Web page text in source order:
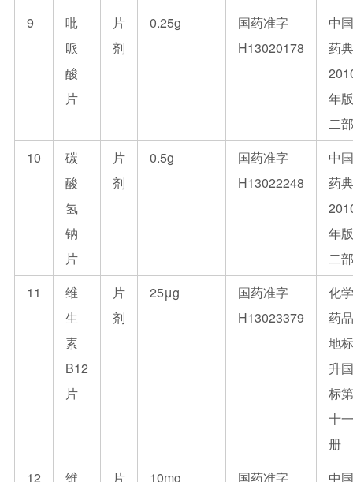
9
吡
哌
酸
片
片
剂
0.25g
国药准字
H13020178
中国
药典
年版
二部
10
碳
酸
氢
钠
片
片
剂
0.5g
国药准字
H13022248
中国
药典
年版
二部
11
维
生
素
B12
片
片
剂
25μg
国药准字
H13023379
化学
药品
地标
升国
标第
十一
册
12
维 片 10mg 国药准字 中国